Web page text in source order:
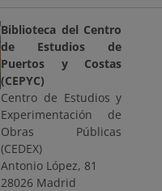
Biblioteca del Centro
de Estudios de
Puertos y Costas
(CEPYC)
Centro de Estudios y
Experimentación de
Obras Públicas
(CEDEX)
Antonio López, 81
28026 Madrid